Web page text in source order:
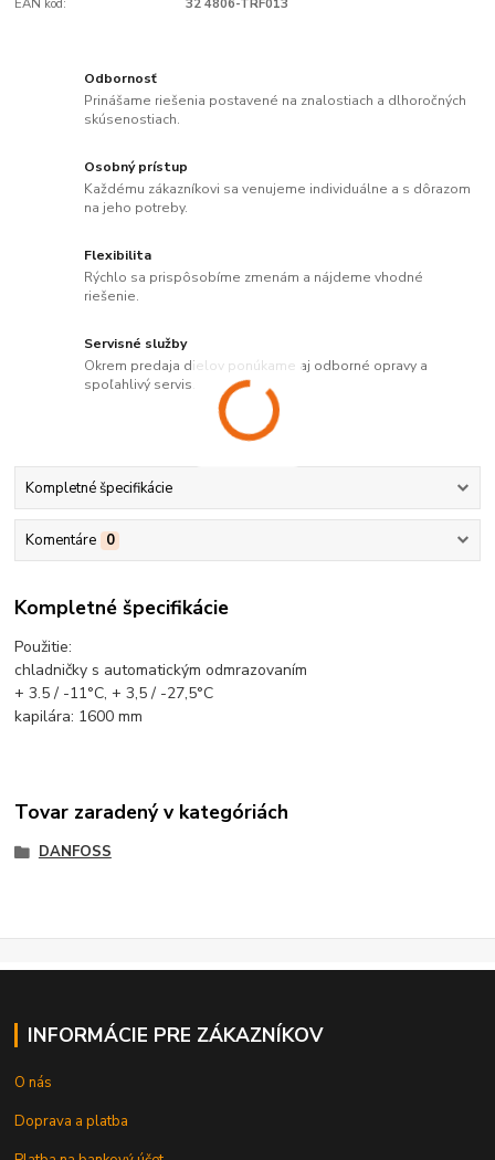
EAN kód:
32 4806-TRF013
Odbornosť
Prinášame riešenia postavené na znalostiach a dlhoročných
skúsenostiach.
Osobný prístup
Každému zákazníkovi sa venujeme individuálne a s dôrazom
na jeho potreby.
Flexibilita
Rýchlo sa prispôsobíme zmenám a nájdeme vhodné
riešenie.
Servisné služby
Okrem predaja dielov ponúkame aj odborné opravy a
spoľahlivý servis.
Kompletné špecifikácie
Komentáre 0
Kompletné špecifikácie
Použitie:
chladničky s automatickým odmrazovaním
+ 3.5 / -11°C, + 3,5 / -27,5°C
kapilára: 1600 mm
Tovar zaradený v kategóriách
DANFOSS
INFORMÁCIE PRE ZÁKAZNÍKOV
O nás
Doprava a platba